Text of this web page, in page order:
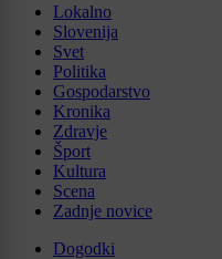
Lokalno
Slovenija
Svet
Politika
Gospodarstvo
Kronika
Zdravje
Šport
Kultura
Scena
Zadnje novice
Dogodki